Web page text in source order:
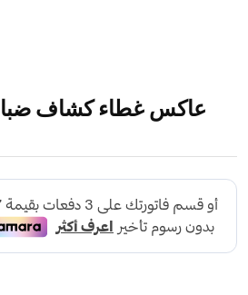
عاكس غطاء كشاف